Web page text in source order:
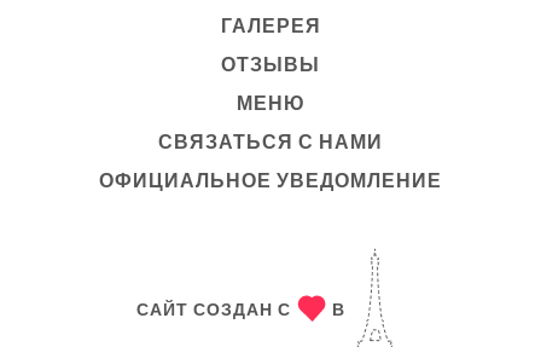
ГАЛЕРЕЯ
ОТЗЫВЫ
МЕНЮ
СВЯЗАТЬСЯ С НАМИ
ОФИЦИАЛЬНОЕ УВЕДОМЛЕНИЕ
САЙТ СОЗДАН С В